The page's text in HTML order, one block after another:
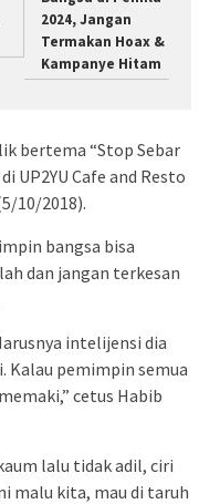
2024, Jangan
Termakan Hoax &
Kampanye Hitam
bertema “Stop Sebar
UP2YU Cafe and Resto
10/2018).
bangsa bisa
dan jangan terkesan
intelijensi dia
Kalau pemimpin semua
cetus Habib
lalu tidak adil, ciri
malu kita, mau di taruh